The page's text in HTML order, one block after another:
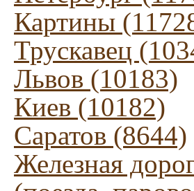
Картины
Трускавец
Львов (10183)
Киев (10182)
Саратов (8644)
Железная